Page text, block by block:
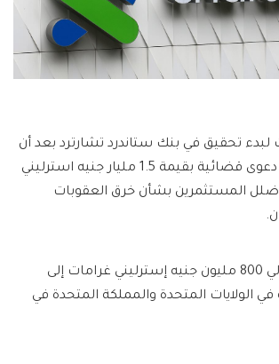
لبدء تحقيق في بنك ستاندرد تشارترد بعد أن
قام البنك بتسوية دعوى قضائية بقيمة 1.5 مليار جنيه استرليني
المستثمرين بشأن خرق العقوبات
ودفع المقرض حوالي 800 مليون جنيه إسترليني غرامات إلى
الولايات المتحدة والمملكة المتحدة في